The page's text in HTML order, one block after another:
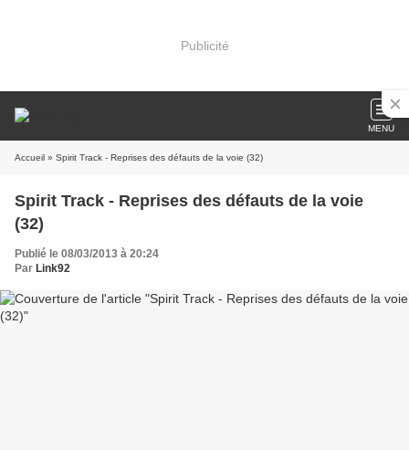
Publicité
MENU
Accueil » Spirit Track - Reprises des défauts de la voie (32)
Spirit Track - Reprises des défauts de la voie
(32)
Publié le 08/03/2013 à 20:24
Par Link92